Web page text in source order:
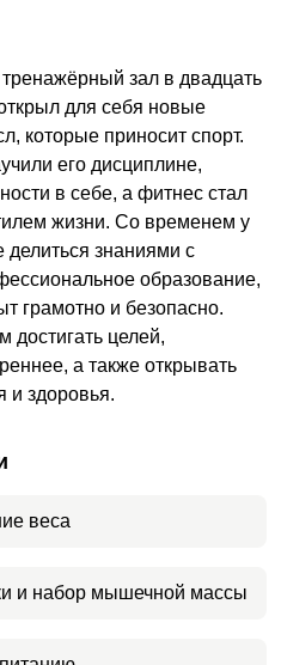
зал в двадцать
для себя новые
которые приносит спорт.
его дисциплине,
в себе, а фитнес стал
жизни. Со временем у
знаниями с
образование,
грамотно и безопасно.
достигать целей,
а также открывать
и здоровья.
веса
и набор мышечной массы